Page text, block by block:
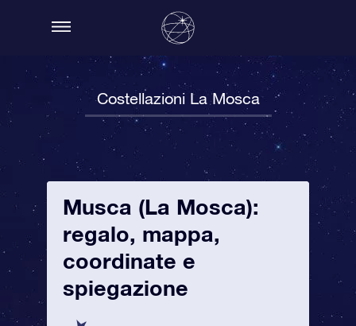
Costellazioni La Mosca
Musca (La Mosca):
regalo, mappa,
coordinate e
spiegazione